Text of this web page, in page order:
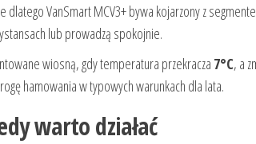
VanSmart MCV3+ bywa kojarzony z
lub prowadzą spokojnie.
wiosną, gdy temperatura przekracza 7°C, a
hamowania w typowych warunkach dla lata.
warto działać